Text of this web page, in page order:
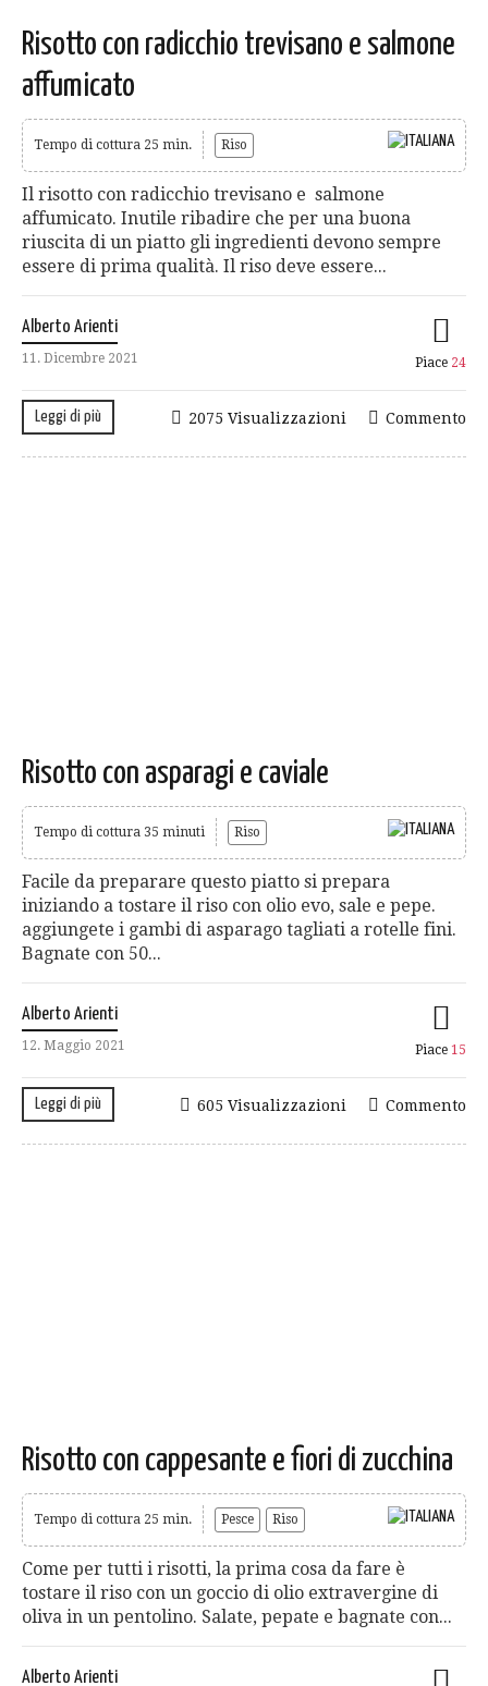
Risotto con radicchio trevisano e salmone
affumicato
Tempo di cottura 25 min. Riso
Il risotto con radicchio trevisano e salmone
affumicato. Inutile ribadire che per una buona
riuscita di un piatto gli ingredienti devono sempre
essere di prima qualità. Il riso deve essere...
Alberto Arienti
11. Dicembre 2021 Piace 24
Leggi di più Commento
2075 Visualizzazioni
Risotto con asparagi e caviale
Tempo di cottura 35 minuti Riso
Facile da preparare questo piatto si prepara
iniziando a tostare il riso con olio evo, sale e pepe.
aggiungete i gambi di asparago tagliati a rotelle fini.
Bagnate con 50...
Alberto Arienti
12. Maggio 2021 Piace 15
Leggi di più Commento
605 Visualizzazioni
Risotto con cappesante e fiori di zucchina
Tempo di cottura 25 min. Pesce Riso
Come per tutti i risotti, la prima cosa da fare è
tostare il riso con un goccio di olio extravergine di
oliva in un pentolino. Salate, pepate e bagnate con...
Alberto Arienti